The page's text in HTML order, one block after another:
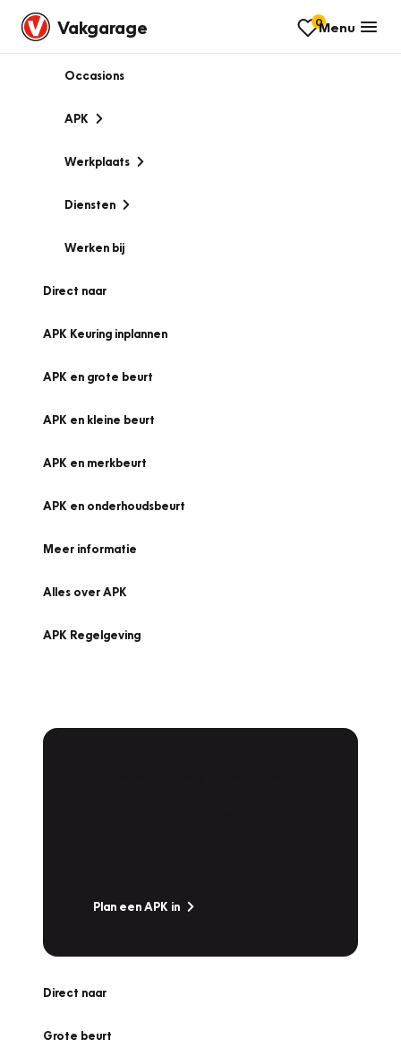
Vakgarage 0Menu
Occasions
APK
Werkplaats
Diensten
Werken bij
Direct naar
APK Keuring inplannen
APK en grote beurt
APK en kleine beurt
APK en merkbeurt
APK en onderhoudsbeurt
Meer informatie
Alles over APK
APK Regelgeving
Plan een APK in
Direct naar
Grote beurt